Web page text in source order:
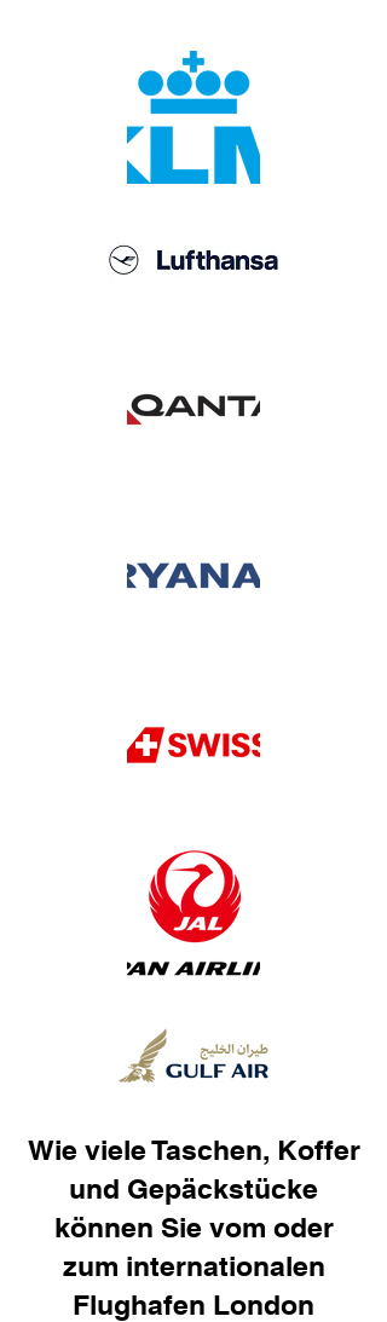
Wie viele Taschen, Koffer
und Gepäckstücke
können Sie vom oder
zum internationalen
Flughafen London